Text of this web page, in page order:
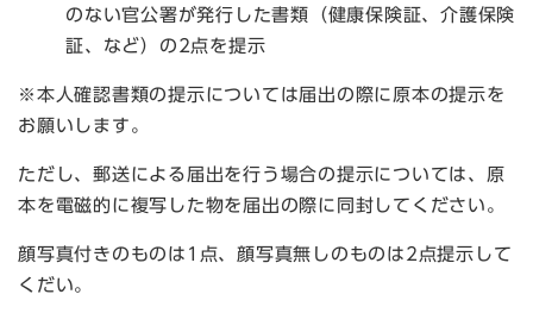
のない官公署が発行した書類（健康保険証、介護保険
証、など）の2点を提示
※本人確認書類の提示については届出の際に原本の提示を
お願いします。
ただし、郵送による届出を行う場合の提示については、原
本を電磁的に複写した物を届出の際に同封してください。
顔写真付きのものは1点、顔写真無しのものは2点提示して
くだい。